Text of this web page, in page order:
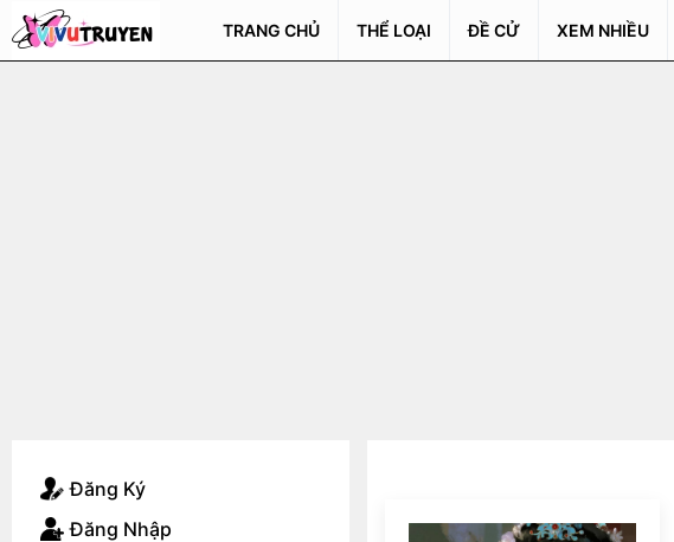
TRANG CHỦ THỂ LOẠI ĐỀ CỬ XEM NHIỀU
Đăng Ký
Đăng Nhập